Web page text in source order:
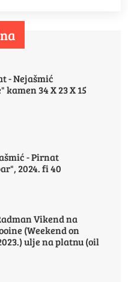
- Nejašmić
kamen 34 X 23 X 15
- Pirnat
2024. fi 40
Vikend na
(Weekend on
ulje na platnu (oil